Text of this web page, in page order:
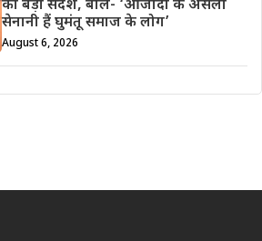
का बड़ा संदेश, बोले- ‘आजादी के असली
सेनानी हैं घुमंतू समाज के लोग’
August 6, 2026